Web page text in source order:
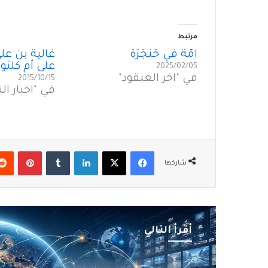
مرتبط
أُمَّةٌ في حَنْجَرَة
2025/02/05
في "آخر العنقود"
غالية بن
على أم
2015/10/15
في "أخبار
شاركها
فيسبوك‫X لينكدإن
أقرأ التالي